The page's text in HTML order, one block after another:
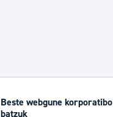
Beste webgune korporatibo
batzuk